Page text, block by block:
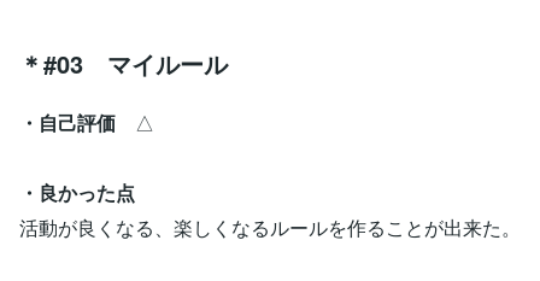
＊#03 マイルール
・自己評価 △
・良かった点
活動が良くなる、楽しくなるルールを作ることが出来た。